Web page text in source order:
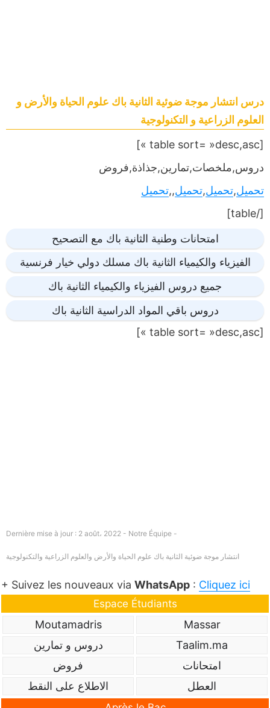
درس انتشار موجة ضوئية الثانية باك علوم الحياة والأرض و
العلوم الزراعية و التكنولوجية
[table sort= »desc,asc »]
دروس,ملخصات,تمارين,جذاذة,فروض
تحميل,تحميل,تحميل,,تحميل
[/table]
امتحانات وطنية الثانية باك مع التصحيح
الفيزياء والكيمياء الثانية باك مسلك دولي خيار فرنسية
جميع دروس الفيزياء والكيمياء الثانية باك
دروس باقي المواد الدراسية الثانية باك
[table sort= »desc,asc »]
Dernière mise à jour : 2 août، 2022 - Notre Équipe -
انتشار موجة ضوئية الثانية باك علوم الحياة والأرض والعلوم الزراعية والتكنولوجية
+ Suivez les nouveaux via WhatsApp : Cliquez ici
Espace Étudiants
Massar
Moutamadris
Taalim.ma
دروس و تمارين
امتحانات
فروض
العطل
الاطلاع على النقط